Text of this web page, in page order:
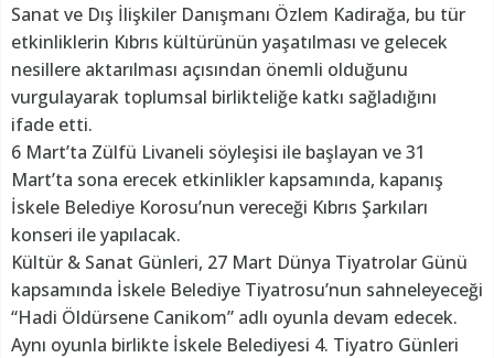
Sanat ve Dış İlişkiler Danışmanı Özlem Kadirağa, bu tür
etkinliklerin Kıbrıs kültürünün yaşatılması ve gelecek
nesillere aktarılması açısından önemli olduğunu
vurgulayarak toplumsal birlikteliğe katkı sağladığını
ifade etti.
6 Mart’ta Zülfü Livaneli söyleşisi ile başlayan ve 31
Mart’ta sona erecek etkinlikler kapsamında, kapanış
İskele Belediye Korosu’nun vereceği Kıbrıs Şarkıları
konseri ile yapılacak.
Kültür & Sanat Günleri, 27 Mart Dünya Tiyatrolar Günü
kapsamında İskele Belediye Tiyatrosu’nun sahneleyeceği
“Hadi Öldürsene Canikom” adlı oyunla devam edecek.
Aynı oyunla birlikte İskele Belediyesi 4. Tiyatro Günleri